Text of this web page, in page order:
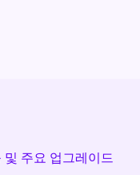
주요 업그레이드